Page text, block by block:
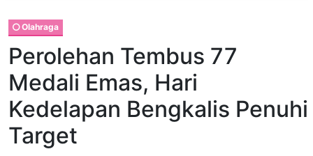
Olahraga
Perolehan Tembus 77
Medali Emas, Hari
Kedelapan Bengkalis Penuhi
Target